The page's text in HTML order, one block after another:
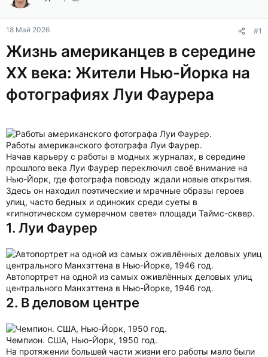
м
ы
л
18 Май 2026 #1
Жизнь американцев в середине
XX века: Жители Нью-Йорка на
фотографиях Луи Фаурера
Работы американского фотографа Луи Фаурер.
Начав карьеру с работы в модных журналах, в середине
прошлого века Луи Фаурер переключил своё внимание на
Нью-Йорк, где фотографа повсюду ждали новые открытия.
Здесь он находил поэтические и мрачные образы героев
улиц, часто бедных и одиноких среди суеты в
«гипнотическом сумеречном свете» площади Таймс-сквер.
1. Луи Фаурер
Автопортрет на одной из самых оживлённых деловых улиц
центрального Манхэттена в Нью-Йорке, 1946 год.
2. В деловом центре
Чемпион. США, Нью-Йорк, 1950 год.
На протяжении большей части жизни его работы мало были